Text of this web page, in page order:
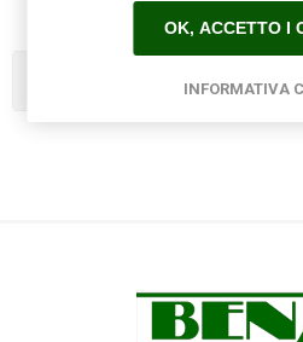
OK, ACCETTO I
INFORMATIVA